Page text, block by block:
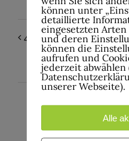
4Music Night
können unter
detaillierte
eingesetzten Arten
und deren
können die
aufrufen und
jederzeit abwählen
unserer Webseite).
Alle